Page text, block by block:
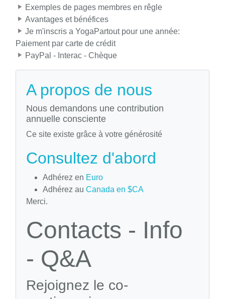
Exemples de pages membres en rêgle
Avantages et bénéfices
Je m'inscris a YogaPartout pour une année:
Paiement par carte de crédit
PayPal - Interac - Chèque
A propos de nous
Nous demandons une contribution
annuelle consciente
Ce site existe grâce à votre générosité
Consultez d'abord
Adhérez en Euro
Adhérez au Canada en $CA
Merci.
Contacts - Info
- Q&A
Rejoignez le co-